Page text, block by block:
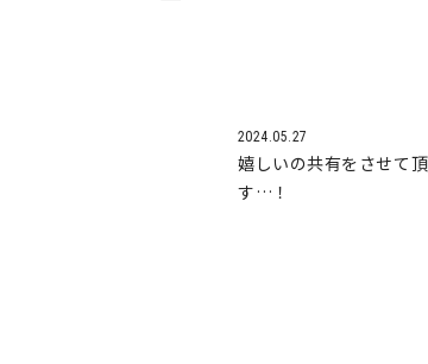
2024.05.27
嬉しいの共有をさせて
す…！